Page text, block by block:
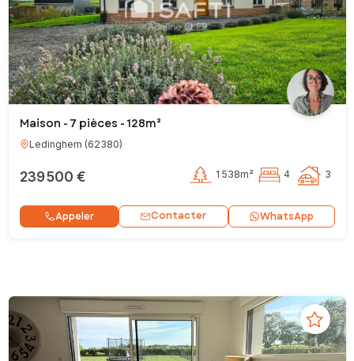
Maison - 7 pièces - 128m²
Ledinghem (62380)
239 500 € 1 538m² 4 3
Appeler Contacter WhatsApp